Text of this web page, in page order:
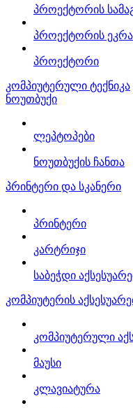
პროექტორის
პროექტორის
პროექტორი
კომპიუტერული ტექნიკა
ნოუთბუქი
ლეპტოპები
ნოუთბუქის ჩანთა
პრინტერი და სკანერი
პრინტერი
კარტრიჯი
საბეჭდი
კომპიუტერის
კომპიუტერული
მაუსი
კლავიატურა